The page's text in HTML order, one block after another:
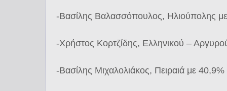
-Βασίλης Βαλασσόπουλος, Ηλιούπολης
-Χρήστος Κορτζίδης, Ελληνικού –
-Βασίλης Μιχαλολιάκος, Πειραιά με 40,9%